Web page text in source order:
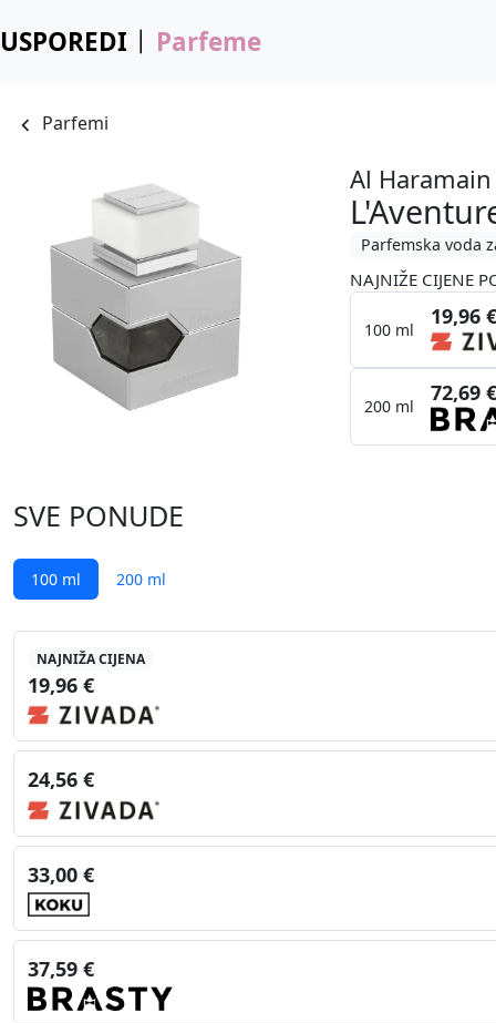
USPOREDI Parfeme
Parfemi
Al Haramain
Parfemska voda
NAJNIŽE CIJENE
100 ml
19,96
200 ml
72,69
SVE PONUDE
100 ml 200 ml
NAJNIŽA CIJENA
19,96 €
24,56 €
33,00 €
37,59 €